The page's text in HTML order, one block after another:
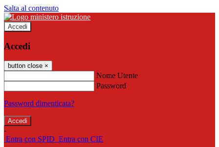
Salta al contenuto
Accedi
Accedi
button close ×
Nome Utente
Password
Password dimenticata?
-
Entra con SPID Entra con CIE